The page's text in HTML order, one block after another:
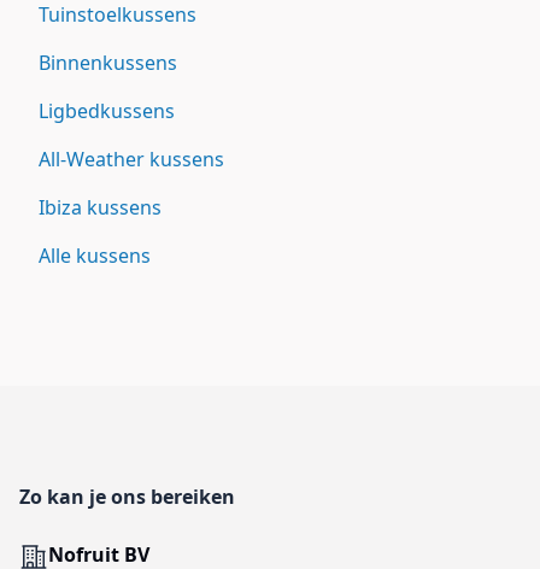
Tuinstoelkussens
Binnenkussens
Ligbedkussens
All-Weather kussens
Ibiza kussens
Alle kussens
Zo kan je ons bereiken
AdresNofruit BV